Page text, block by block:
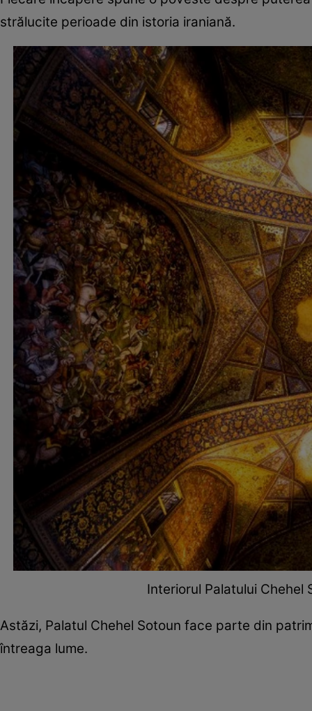
strălucite perioade din istoria iraniană.
Interiorul Palatului Chehel
Astăzi, Palatul Chehel Sotoun face parte din
întreaga lume.